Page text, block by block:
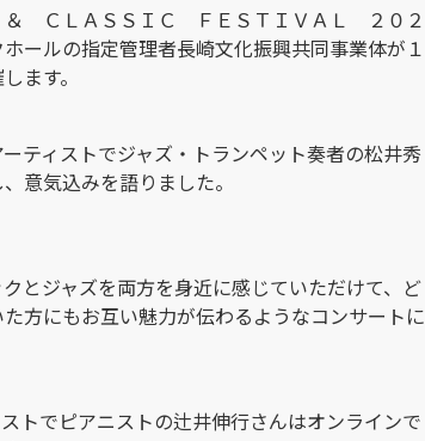
ＣＬＡＳＳＩＣ ＦＥＳＴＩＶＡＬ ２０２
ールの指定管理者長崎文化振興共同事業体が１
ます。
ティストでジャズ・トランペット奏者の松井秀
意気込みを語りました。
とジャズを両方を身近に感じていただけて、ど
方にもお互い魅力が伝わるようなコンサートに
トでピアニストの辻井伸行さんはオンラインで